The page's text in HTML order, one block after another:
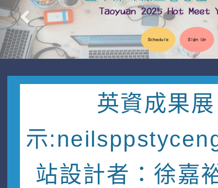
英資成果展
示
站設計者：徐嘉